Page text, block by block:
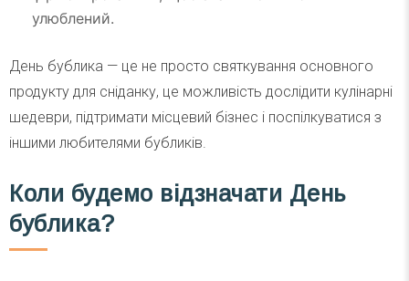
улюблений.
День бублика — це не просто святкування основного
продукту для сніданку, це можливість дослідити кулінарні
шедеври, підтримати місцевий бізнес і поспілкуватися з
іншими любителями бубликів.
Коли будемо відзначати День
бублика?